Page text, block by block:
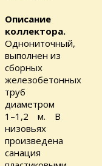
Описание
коллектора.
Однониточный,
выполнен из
сборных
железобетонных
труб
диаметром
1–1,2 м. В
низовьях
произведена
санация